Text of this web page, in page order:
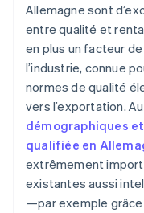
Allemagne sont
entre qualité et
en plus un facteur
l’industrie, connue
normes de qualité
vers l’exportation.
démographiques
qualifiée en
extrêmement
existantes aussi
—par exemple grâce